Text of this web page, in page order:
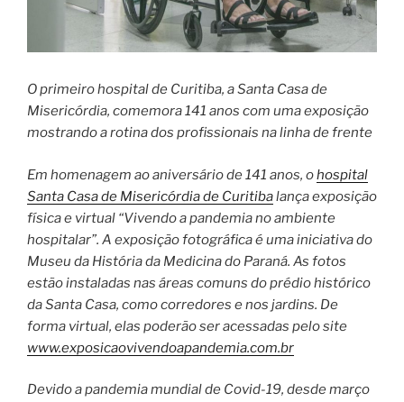
O primeiro hospital de Curitiba, a Santa Casa de
Misericórdia, comemora 141 anos com uma exposição
mostrando a rotina dos profissionais na linha de frente
Em homenagem ao aniversário de 141 anos, ohospital
Santa Casa de Misericórdia de Curitibalança exposição
física e virtual “Vivendo a pandemia no ambiente
hospitalar”. A exposição fotográfica é uma iniciativa do
Museu da História da Medicina do Paraná. As fotos
estão instaladas nas áreas comuns do prédio histórico
da Santa Casa, como corredores e nos jardins. De
forma virtual, elas poderão ser acessadas pelo site
www.exposicaovivendoapandemia.com.br
Devido a pandemia mundial de Covid-19, desde março